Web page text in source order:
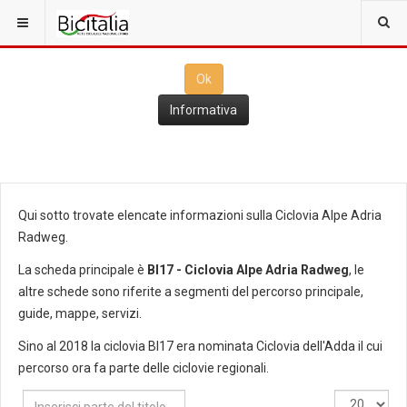
Questo sito utilizza i
Ok
Ok
Informativa
Qui sotto trovate elencate informazioni sulla Ciclovia Alpe Adria
Radweg.
La scheda principale è BI17 - Ciclovia Alpe Adria Radweg, le
altre schede sono riferite a segmenti del percorso principale,
guide, mappe, servizi.
Sino al 2018 la ciclovia BI17 era nominata Ciclovia dell'Adda il cui
percorso ora fa parte delle ciclovie regionali.
Inserisci
Visualizza